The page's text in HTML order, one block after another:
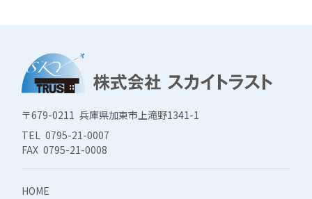
〒679-0211 兵庫県加東市上滝野1341-1
TEL 0795-21-0007
FAX 0795-21-0008
HOME